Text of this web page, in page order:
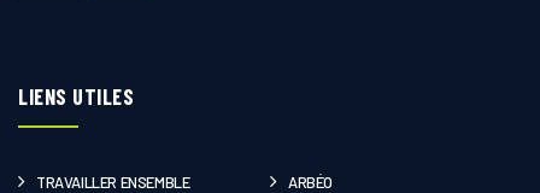
LIENS UTILES
TRAVAILLER ENSEMBLE ARBÉO